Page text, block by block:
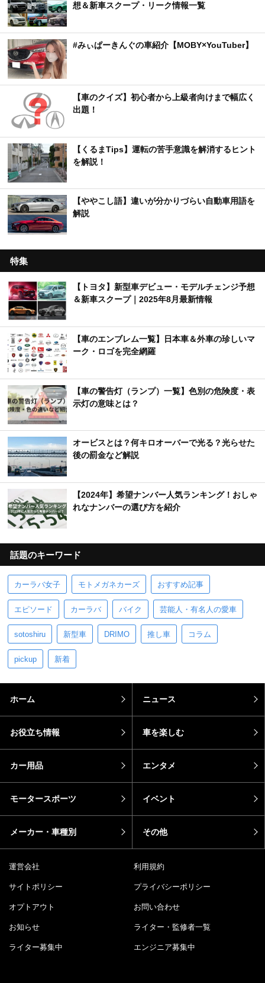
想＆新車スクープ・リーク情報一覧
#みぃぱーきんぐの車紹介【MOBY×YouTuber】
【車のクイズ】初心者から上級者向けまで幅広く
出題！
【くるまTips】運転の苦手意識を解消するヒント
を解説！
【ややこし語】違いが分かりづらい自動車用語を
解説
特集
【トヨタ】新型車デビュー・モデルチェンジ予想
＆新車スクープ｜2025年8月最新情報
【車のエンブレム一覧】日本車＆外車の珍しいマ
ーク・ロゴを完全網羅
【車の警告灯（ランプ）一覧】色別の危険度・表
示灯の意味とは？
オービスとは？何キロオーバーで光る？光らせた
後の罰金など解説
【2024年】希望ナンバー人気ランキング！おしゃ
れなナンバーの選び方を紹介
話題のキーワード
カーラバ女子 モトメガネカーズ おすすめ記事
エピソード カーラバ バイク 芸能人・有名人の愛車
sotoshiru 新型車 DRIMO 推し車 コラム
pickup 新着
ホーム ニュース
お役立ち情報 車を楽しむ
カー用品 エンタメ
モータースポーツ イベント
メーカー・車種別 その他
運営会社 利用規約
サイトポリシー プライバシーポリシー
オプトアウト お問い合わせ
お知らせ ライター・監修者一覧
ライター募集中 エンジニア募集中